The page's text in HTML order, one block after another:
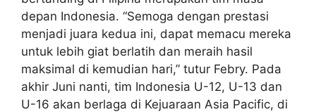
depan Indonesia. “Semoga dengan prestasi
menjadi juara kedua ini, dapat memacu mereka
untuk lebih giat berlatih dan meraih hasil
maksimal di kemudian hari,” tutur Febry. Pada
akhir Juni nanti, tim Indonesia U-12, U-13 dan
U-16 akan berlaga di Kejuaraan Asia Pacific, di